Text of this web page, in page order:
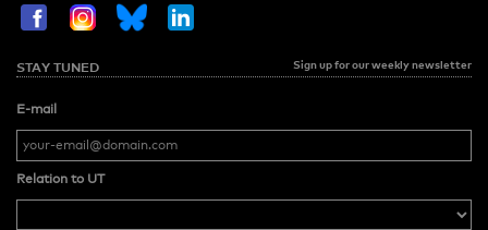
STAY TUNED Sign up for our weekly newsletter
E-mail
Relation to UT